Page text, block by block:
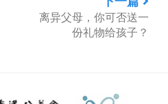
离异父母，你可否送一
份礼物给孩子？